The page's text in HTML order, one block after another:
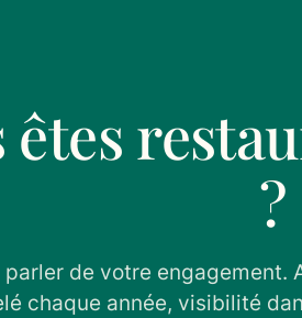
êtes
?
parler de votre engagement.
chaque année, visibilité